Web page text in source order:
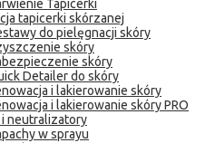
Tapicerki
tapicerki skórzanej
do pielęgnacji skóry
skóry
skóry
Detailer do skóry
i lakierowanie skóry
i lakierowanie skóry PRO
i neutralizatory
w sprayu